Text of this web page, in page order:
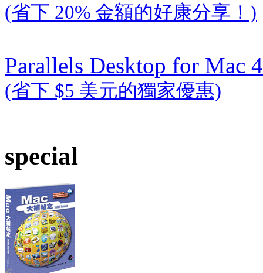
(省下 20% 金額的好康分享！)
Parallels Desktop for Mac
(省下 $5 美元的獨家優惠)
special